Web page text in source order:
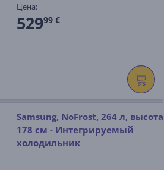
Цена:
52999 €
Samsung, NoFrost, 264 л, высота
178 см - Интегрируемый
холодильник